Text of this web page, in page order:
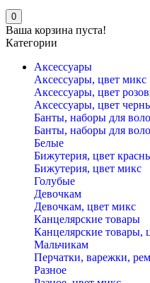
0
Ваша корзина пуста!
Категории
Аксессуары
Аксессуары, цвет микс
Аксессуары, цвет
Аксессуары, цвет
Банты, наборы для
Банты, наборы для
Белые
Бижутерия, цвет
Бижутерия, цвет микс
Голубые
Девочкам
Девочкам, цвет микс
Канцелярские товары
Канцелярские товары,
Мальчикам
Перчатки, варежки,
Разное